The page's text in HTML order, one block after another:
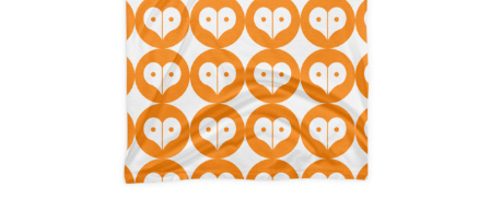
Produktseite
gewählt
werden